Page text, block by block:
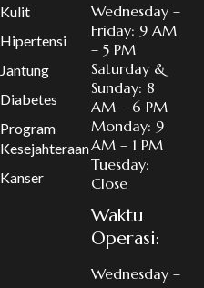
Kulit
Hipertensi
Jantung
Diabetes
Program
Kesejahteraan
Kanser
Wednesday –
Friday: 9 AM
– 5 PM
Saturday &
Sunday: 8
AM – 6 PM
Monday: 9
AM – 1 PM
Tuesday:
Close
Waktu
Operasi:
Wednesday –